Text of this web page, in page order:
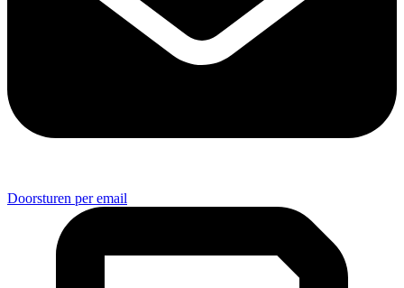
Doorsturen per email